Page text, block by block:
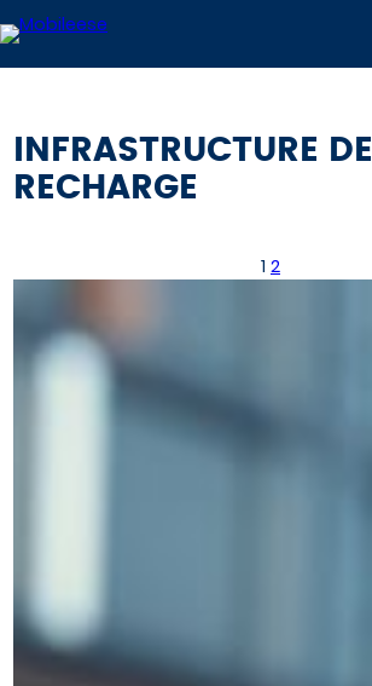
au
contenu
INFRASTRUCTURE DE
RECHARGE
1 2